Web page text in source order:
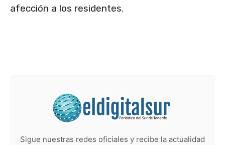
afección a los residentes.
Sigue nuestras redes oficiales y recibe la actualidad